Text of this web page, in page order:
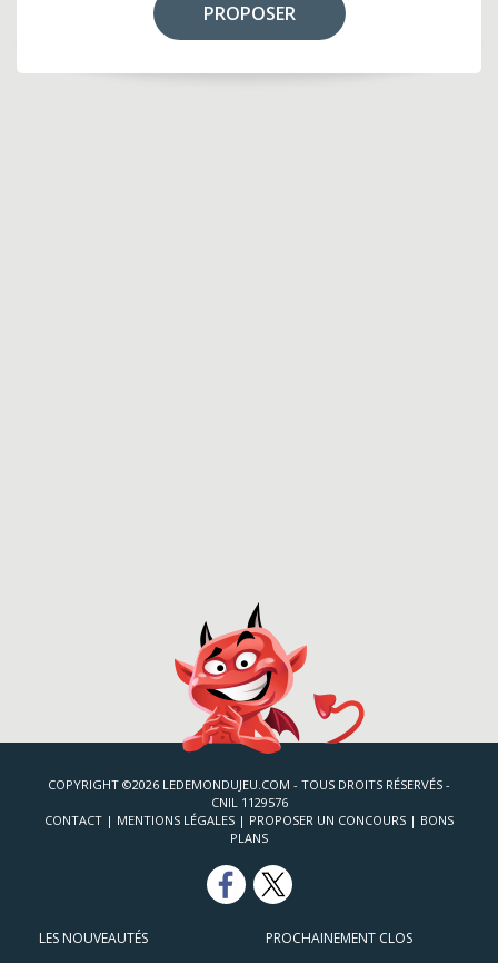
PROPOSER
COPYRIGHT ©2026 LEDEMONDUJEU.COM - TOUS DROITS RÉSERVÉS -
CNIL 1129576
CONTACT | MENTIONS LÉGALES | PROPOSER UN CONCOURS | BONS
PLANS
LES NOUVEAUTÉS PROCHAINEMENT CLOS